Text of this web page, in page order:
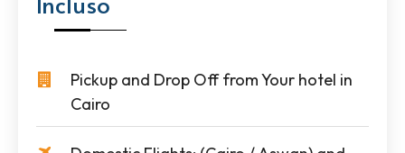
Pickup and Drop Off from Your hotel in
Cairo